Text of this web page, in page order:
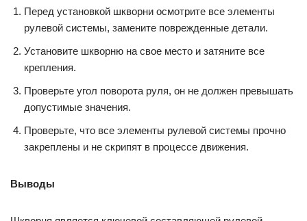
Перед установкой шкворни осмотрите все элементы
рулевой системы, замените поврежденные детали.
Установите шкворню на свое место и затяните все
крепления.
Проверьте угол поворота руля, он не должен превышать
допустимые значения.
Проверьте, что все элементы рулевой системы прочно
закреплены и не скрипят в процессе движения.
Выводы